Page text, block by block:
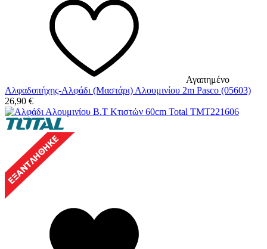
Αγαπημένο
Αλφαδοπήχης-Αλφάδι (Μαστάρι) Αλουμινίου 2m Pasco (05603)
26,90 €